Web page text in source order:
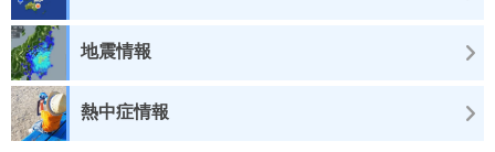
地震情報
熱中症情報